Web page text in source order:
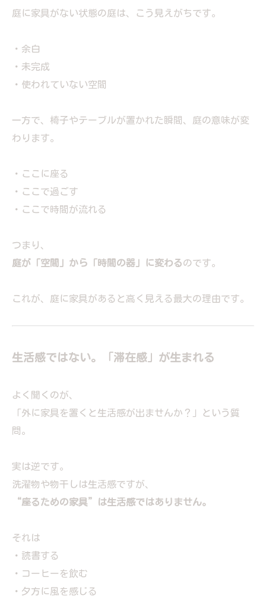
庭に家具がない状態の庭は、こう見えがちです。
・余白
・未完成
・使われていない空間
一方で、椅子やテーブルが置かれた瞬間、庭の意味が変
わります。
・ここに座る
・ここで過ごす
・ここで時間が流れる
つまり、
庭が「空間」から「時間の器」に変わるのです。
これが、庭に家具があると高く見える最大の理由です。
生活感ではない。「滞在感」が生まれる
よく聞くのが、
「外に家具を置くと生活感が出ませんか？」という質
問。
実は逆です。
洗濯物や物干しは生活感ですが、
“座るための家具”は生活感ではありません。
それは
・読書する
・コーヒーを飲む
・夕方に風を感じる